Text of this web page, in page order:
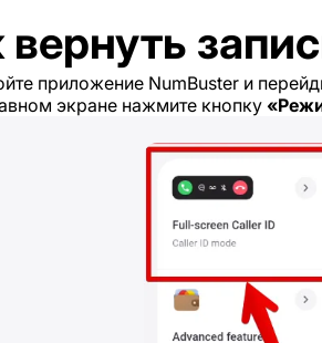
вернуть
приложение NumBuster и
экране нажмите кнопку